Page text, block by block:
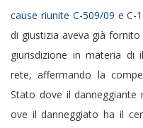
cause riunite C-509/09 e C-
di giustizia aveva già fornito
giurisdizione in materia di
rete, affermando la
Stato dove il danneggiante
ove il danneggiato ha il